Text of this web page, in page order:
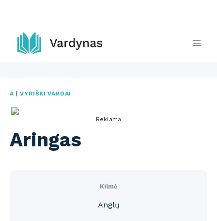
content
A |VYRIŠKI VARDAI
Reklama
Aringas
Kilmė
Anglų